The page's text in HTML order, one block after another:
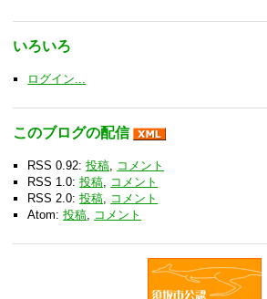
いろいろ
ログイン...
このブログの配信
RSS 0.92:投稿, コメント
RSS 1.0:投稿, コメント
RSS 2.0:投稿, コメント
Atom:投稿, コメント